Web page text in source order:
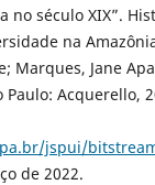
no século XIX”.
na
Marques, Jane
Paulo: Acquerello,
jspui/
de 2022.